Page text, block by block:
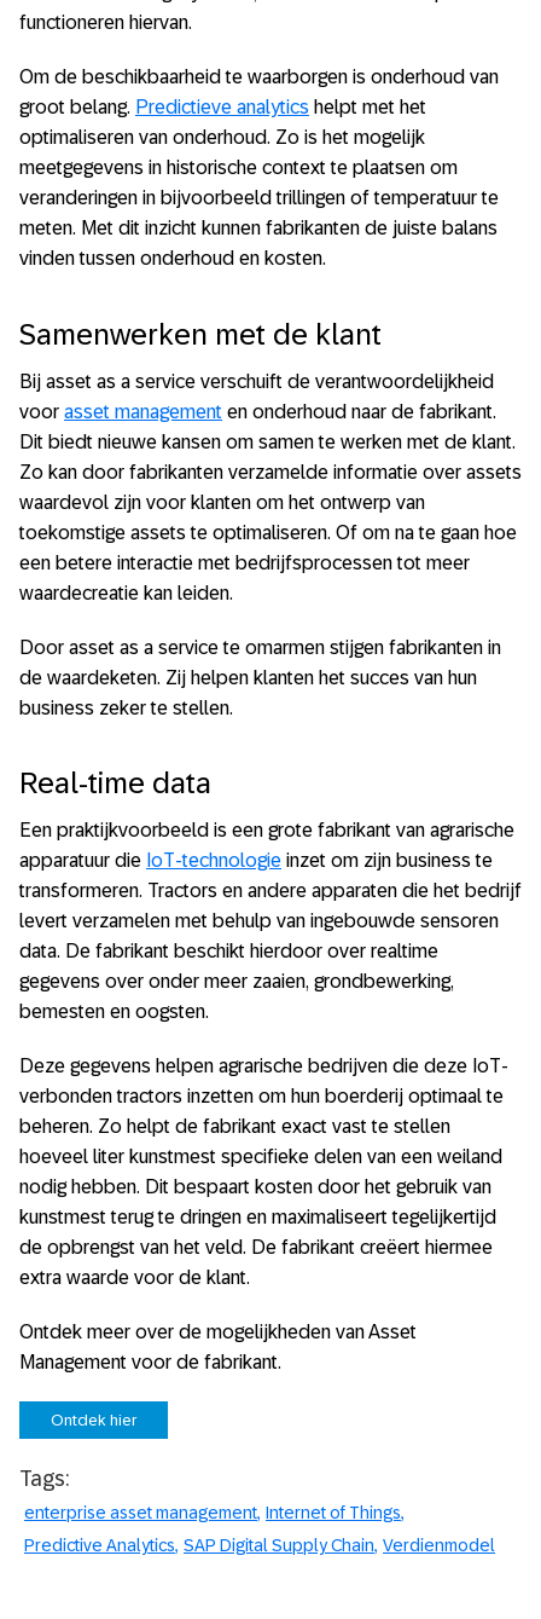
functioneren hiervan.
Om de beschikbaarheid te waarborgen is onderhoud van
groot belang. Predictieve analytics helpt met het
optimaliseren van onderhoud. Zo is het mogelijk
meetgegevens in historische context te plaatsen om
veranderingen in bijvoorbeeld trillingen of temperatuur te
meten. Met dit inzicht kunnen fabrikanten de juiste balans
vinden tussen onderhoud en kosten.
Samenwerken met de klant
Bij asset as a service verschuift de verantwoordelijkheid
voor asset management en onderhoud naar de fabrikant.
Dit biedt nieuwe kansen om samen te werken met de klant.
Zo kan door fabrikanten verzamelde informatie over assets
waardevol zijn voor klanten om het ontwerp van
toekomstige assets te optimaliseren. Of om na te gaan hoe
een betere interactie met bedrijfsprocessen tot meer
waardecreatie kan leiden.
Door asset as a service te omarmen stijgen fabrikanten in
de waardeketen. Zij helpen klanten het succes van hun
business zeker te stellen.
Real-time data
Een praktijkvoorbeeld is een grote fabrikant van agrarische
apparatuur die IoT-technologie inzet om zijn business te
transformeren. Tractors en andere apparaten die het bedrijf
levert verzamelen met behulp van ingebouwde sensoren
data. De fabrikant beschikt hierdoor over realtime
gegevens over onder meer zaaien, grondbewerking,
bemesten en oogsten.
Deze gegevens helpen agrarische bedrijven die deze IoT-
verbonden tractors inzetten om hun boerderij optimaal te
beheren. Zo helpt de fabrikant exact vast te stellen
hoeveel liter kunstmest specifieke delen van een weiland
nodig hebben. Dit bespaart kosten door het gebruik van
kunstmest terug te dringen en maximaliseert tegelijkertijd
de opbrengst van het veld. De fabrikant creëert hiermee
extra waarde voor de klant.
Ontdek meer over de mogelijkheden van Asset
Management voor de fabrikant.
Ontdek hier
Tags:
enterprise asset management Internet of Things
Predictive Analytics SAP Digital Supply Chain Verdienmodel